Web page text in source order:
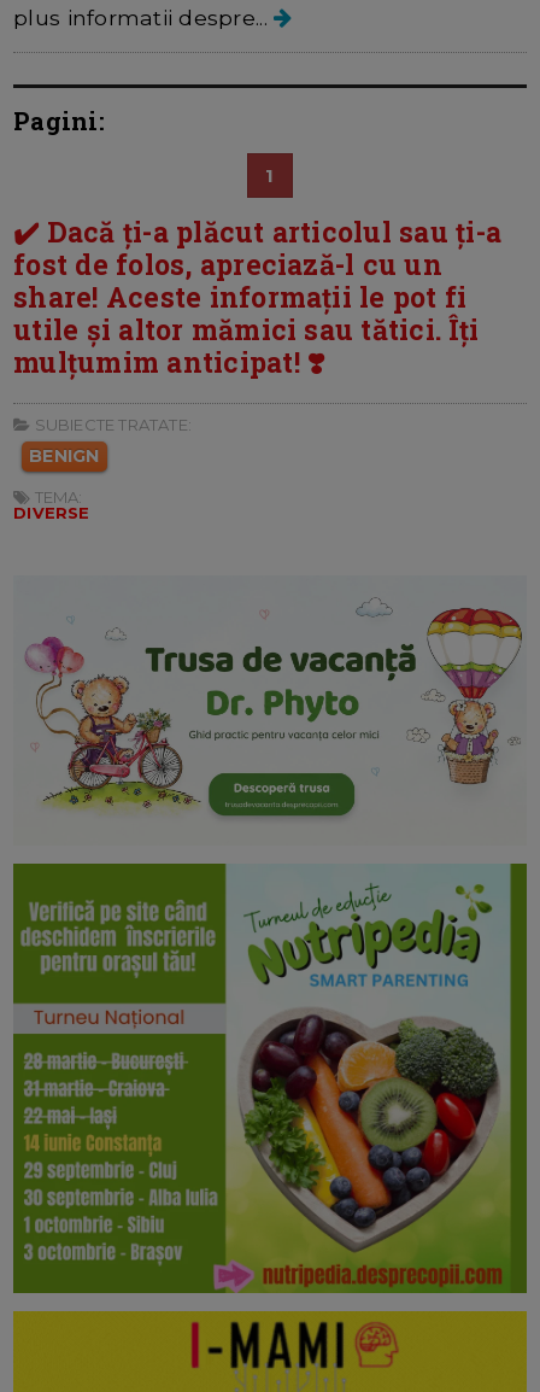
plus informatii despre...
Pagini:
1
✔️ Dacă ți-a plăcut articolul sau ți-a
fost de folos, apreciază-l cu un
share! Aceste informații le pot fi
utile și altor mămici sau tătici. Îți
mulțumim anticipat! ❣️
SUBIECTE TRATATE:
BENIGN
TEMA:
DIVERSE